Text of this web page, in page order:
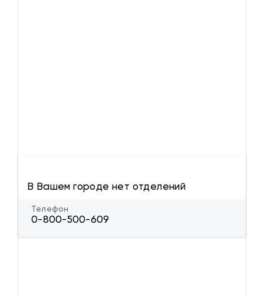
В Вашем городе нет отделений
Телефон
0-800-500-609